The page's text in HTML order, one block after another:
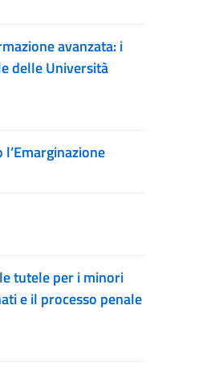
avanzata: i
delle Università
tutele per i minori
e il processo penale